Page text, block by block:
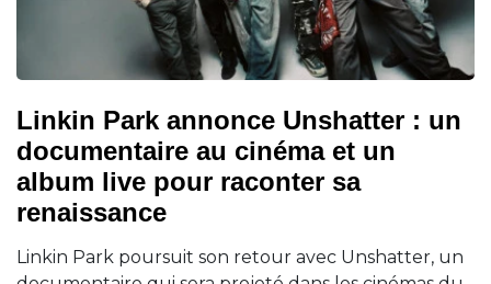
Linkin Park annonce Unshatter : un
documentaire au cinéma et un
album live pour raconter sa
renaissance
Linkin Park poursuit son retour avec Unshatter, un